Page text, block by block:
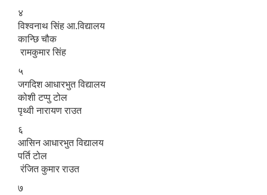
४
विश्वनाथ सिंह आ.विद्यालय
कान्छि चौक
रामकुमार सिंह
५
जगदिश आधारभुत विद्यालय
कोशी टप्पु टोल
पृथ्वी नारायण राउत
६
आसिन आधारभुत विद्यालय
पर्ति टोल
रंजित कुमार राउत
७